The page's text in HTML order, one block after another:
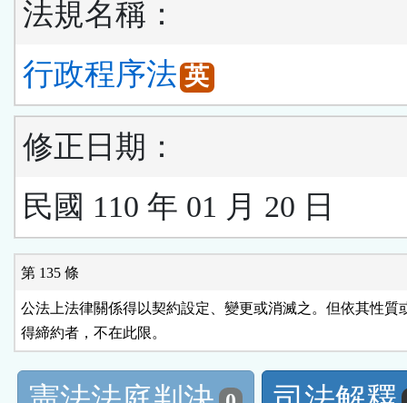
法規名稱：
行政程序法 英
修正日期：
民國 110 年 01 月 20 日
第 135 條
公法上法律關係得以契約設定、變更或消滅之。但依其性質
得締約者，不在此限。